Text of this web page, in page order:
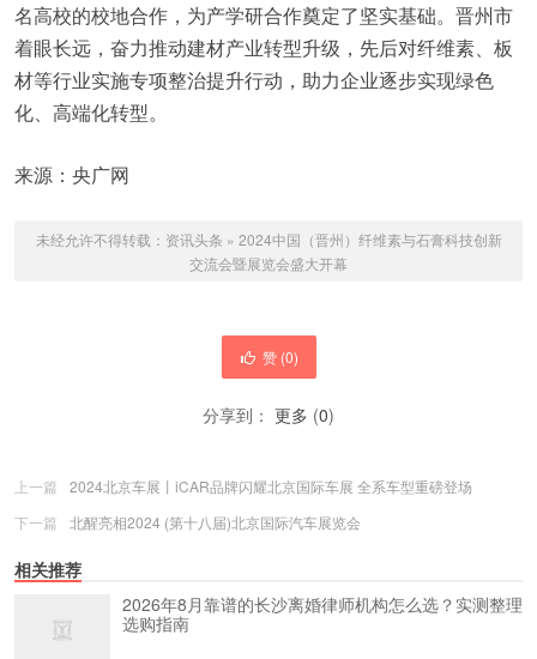
名高校的校地合作，为产学研合作奠定了坚实基础。晋州市
着眼长远，奋力推动建材产业转型升级，先后对纤维素、板
材等行业实施专项整治提升行动，助力企业逐步实现绿色
化、高端化转型。
来源：央广网
未经允许不得转载： 资讯头条 » 2024中国（晋州）纤维素与石膏科技创新
交流会暨展览会盛大开幕
赞 (0)
分享到： 更多 (0)
上一篇
2024北京车展丨iCAR品牌闪耀北京国际车展 全系车型重磅登场
下一篇
北醒亮相2024 (第十八届)北京国际汽车展览会
相关推荐
2026年8月靠谱的长沙离婚律师机构怎么选？实测整理
选购指南